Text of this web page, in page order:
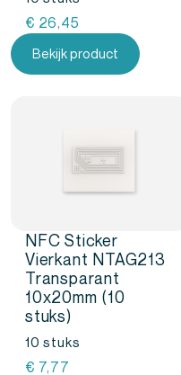
€ 26,45
Bekijk product
NFC Sticker
Vierkant NTAG213
Transparant
10x20mm (10
stuks)
10 stuks
€ 7,77